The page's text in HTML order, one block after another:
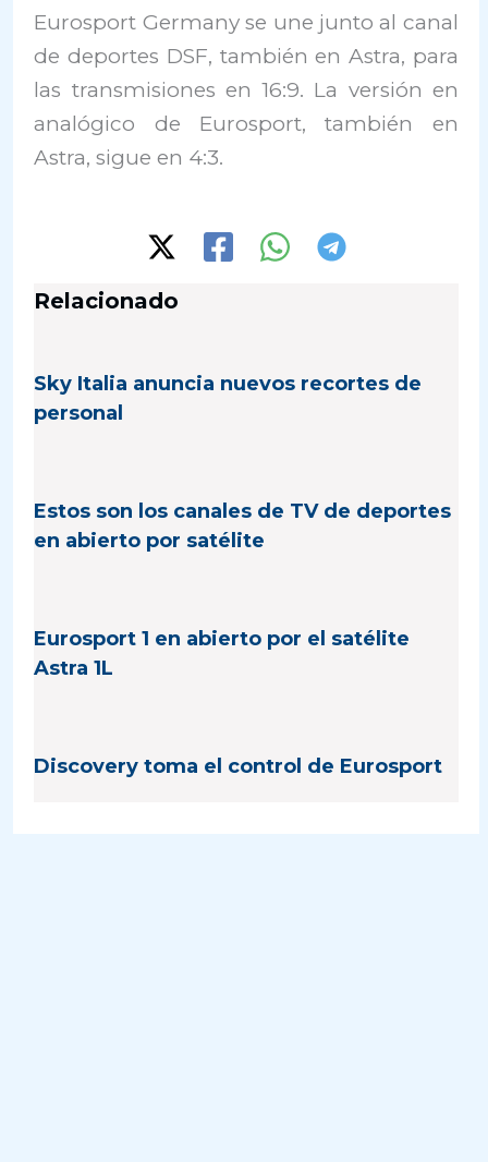
Eurosport Germany se une junto al canal
de deportes DSF, también en Astra, para
las transmisiones en 16:9. La versión en
analógico de Eurosport, también en
Astra, sigue en 4:3.
Relacionado
Sky Italia anuncia nuevos recortes de
personal
Estos son los canales de TV de deportes
en abierto por satélite
Eurosport 1 en abierto por el satélite
Astra 1L
Discovery toma el control de Eurosport